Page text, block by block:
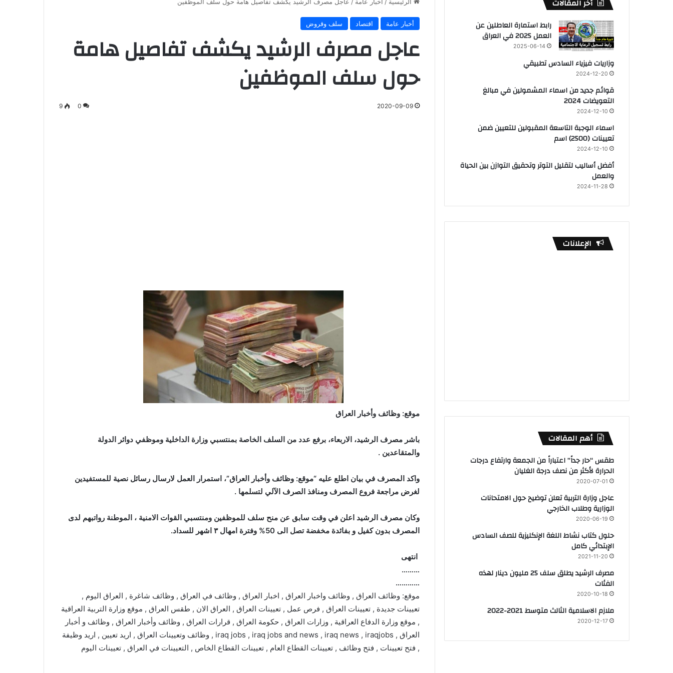
أخبار عامة اقتصاد سلف وقروض
عاجل مصرف الرشيد يكشف تفاصيل هامة
حول سلف الموظفين
2020-09-09
0
9
موقع: وظائف وأخبار العراق
باشر مصرف الرشيد، الاربعاء، برفع عدد من السلف الخاصة بمنتسبي وزارة الداخلية وموظفي دوائر الدولة
والمتقاعدين .
واكد المصرف في بيان اطلع عليه “موقع: وظائف وأخبار العراق”، استمرار العمل لارسال رسائل نصية للمستفيدين
لغرض مراجعة فروع المصرف ومنافذ الصرف الآلي لتسلمها .
وكان مصرف الرشيد اعلن في وقت سابق عن منح سلف للموظفين ومنتسبي القوات الامنية ، الموطنة رواتبهم لدى
المصرف بدون كفيل و بفائدة مخفضة تصل الى 50% وفترة امهال ٣ اشهر للسداد.
انتهى
………
…………
موقع: وظائف العراق , وظائف واخبار العراق , اخبار العراق , وظائف في العراق , وظائف شاغرة , العراق اليوم ,
تعيينات جديدة , تعيينات العراق , فرص عمل , تعيينات العراق , العراق الان , طقس العراق , موقع وزارة التربية العراقية
, موقع وزارة الدفاع العراقية , وزارات العراق , حكومة العراق , قرارات العراق , وظائف وأخبار العراق , وظائف و أخبار
العراق , iraq jobs , iraq jobs and news , iraq news , iraqjobs , وظائف وتعيينات العراق , اريد تعيين , اريد وظيفة
, فتح تعيينات , فتح وظائف , تعيينات القطاع العام , تعيينات القطاع الخاص , التعيينات في العراق , تعيينات اليوم
أخر المقالات
رابط استمارة العاطلين عن
العمل 2025 في العراق
2025-06-14
وزاريات فيزياء السادس تطبيقي
2024-12-20
قوائم جديد من اسماء المشمولين في مبالغ
التعويضات 2024
2024-12-10
اسماء الوجبة التاسعة المقبولين للتعيين ضمن
تعيينات (2500) اسم
2024-12-10
أفضل أساليب لتقليل التوتر وتحقيق التوازن بين الحياة
والعمل
2024-11-28
الإعلانات
أهم المقالات
طقس “حار جداً” اعتباراً من الجمعة وارتفاع درجات
الحرارة لأكثر من نصف درجة الغليان
2020-07-01
عاجل وزارة التربية تعلن توضيح حول الامتحانات
الوزارية وطلاب الخارجي
2020-06-19
حلول كتاب نشاط اللغة الإنكليزية للصف السادس
الإبتدائي كامل
2021-11-20
مصرف الرشيد يطلق سلف 25 مليون دينار لهذه
الفئات
2020-10-18
ملازم الاسلامية الثالث متوسط 2021-2022
2020-12-17